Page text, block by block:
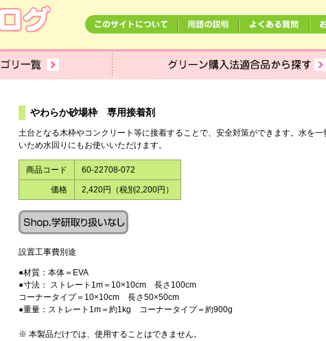
やわらか砂場枠 専用接着剤
土台となる木枠やコンクリート等に接着することで、安全対策ができます。水を一
いため水回りにもお使いいただけます。
商品コード 60-22708-072
価格 2,420円（税別2,200円）
設置工事費別途
●材質：本体＝EVA
●寸法： ストレート1m＝10×10cm 長さ100cm
コーナータイプ＝10×10cm 長さ50×50cm
●重量：ストレート1m＝約1kg コーナータイプ＝約900g
※ 本製品だけでは、使用することはできません。